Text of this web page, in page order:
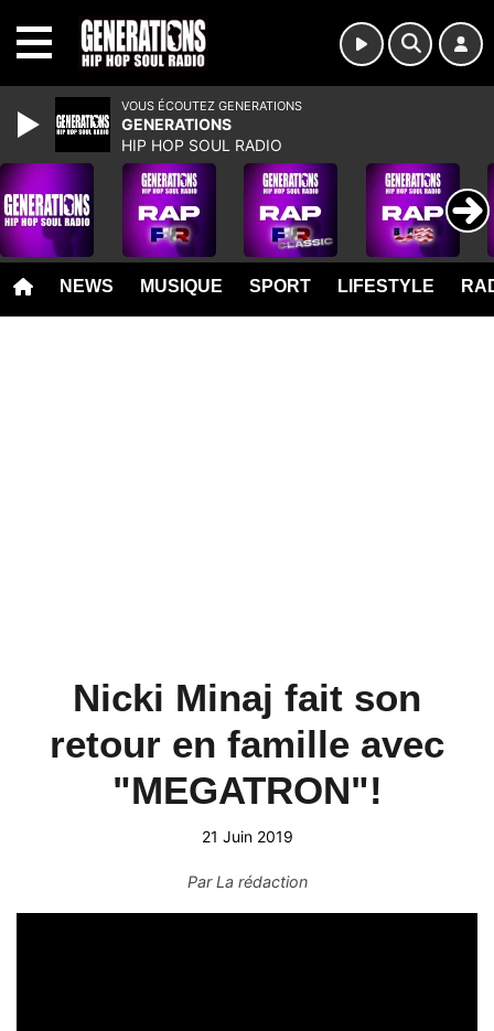
NEWS MUSIQUE SPORT LIFESTYLE
Nicki Minaj fait son
retour en famille avec
"MEGATRON"!
21 Juin 2019
ParLa rédaction
VOUS ÉCOUTEZ GENERATIONS
GENERATIONS
HIP HOP SOUL RADIO